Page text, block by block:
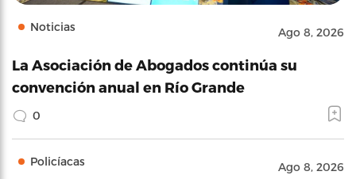
Noticias Ago 8, 2026
La Asociación de Abogados continúa su
convención anual en Río Grande
0
Policíacas Ago 8, 2026